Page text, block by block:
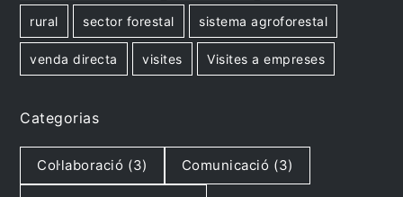
rural sector forestal sistema agroforestal
venda directa visites Visites a empreses
Categorias
Col·laboració (3) Comunicació (3)